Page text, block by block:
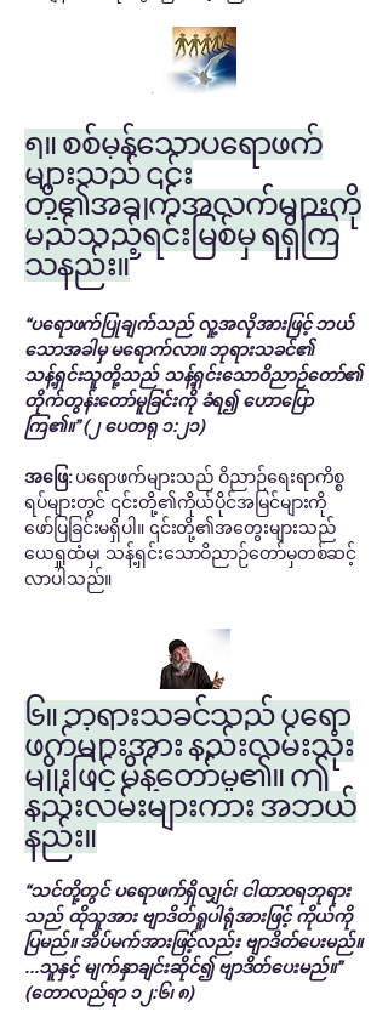
၅။ စစ်မှန်သောပရောဖက်
များသည် ၎င်း
တို့၏အချက်အလက်များကို
မည်သည့်ရင်းမြစ်မှ ရရှိကြ
သနည်း။
“ပရောဖက်ပြုချက်သည် လူ့အလိုအားဖြင့် ဘယ်
သောအခါမှ မရောက်လာ။ ဘုရားသခင်၏
သန့်ရှင်းသူတို့သည် သန့်ရှင်းသောဝိညာဉ်တော်၏
တိုက်တွန်းတော်မူခြင်းကို ခံရ၍ ဟောပြော
ကြ၏။” (၂ ပေတရု ၁:၂၁)
အဖြေ:ပရောဖက်များသည် ဝိညာဉ်ရေးရာကိစ္စ
ရပ်များတွင် ၎င်းတို့၏ကိုယ်ပိုင်အမြင်များကို
ဖော်ပြခြင်းမရှိပါ။ ၎င်းတို့၏အတွေးများသည်
ယေရှုထံမှ၊ သန့်ရှင်းသောဝိညာဉ်တော်မှတစ်ဆင့်
လာပါသည်။
၆။ ဘုရားသခင်သည် ပရော
ဖက်များအား နည်းလမ်းသုံး
မျိုးဖြင့် မိန့်တော်မူ၏။ ဤ
နည်းလမ်းများကား အဘယ်
နည်း။
“သင်တို့တွင် ပရောဖက်ရှိလျှင်၊ ငါထာဝရဘုရား
သည် ထိုသူအား ဗျာဒိတ်ရူပါရုံအားဖြင့် ကိုယ်ကို
ပြမည်။ အိပ်မက်အားဖြင့်လည်း ဗျာဒိတ်ပေးမည်။
...သူနှင့် မျက်နှာချင်းဆိုင်၍ ဗျာဒိတ်ပေးမည်။”
(တောလည်ရာ ၁၂:၆၊ ၈)